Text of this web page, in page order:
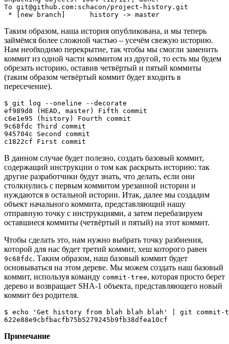
To git@github.com:schacon/project-history.git
*
new branch history -> master
Таким образом, наша история опубликована, и мы теперь
займёмся более сложной частью – усечём свежую историю.
Нам необходимо перекрытие, так чтобы мы смогли заменить
коммит из одной части коммитом из другой, то есть мы будем
обрезать историю, оставив четвёртый и пятый коммиты
(таким образом четвёртый коммит будет входить в
пересечение).
$ git log --oneline --decorate
ef989d8
( HEAD, master)
Fifth commit
c6e1e95
( history)
Fourth commit
9c68fdc Third commit
945704c Second commit
c1822cf First commit
В данном случае будет полезно, создать базовый коммит,
содержащий инструкции о том как раскрыть историю: так
другие разработчики будут знать, что делать, если они
столкнулись с первым коммитом урезанной истории и
нуждаются в остальной истории. Итак, далее мы создадим
объект начального коммита, представляющий нашу
отправную точку с инструкциями, а затем перебазируем
оставшиеся коммиты (четвёртый и пятый) на этот коммит.
Чтобы сделать это, нам нужно выбрать точку разбиения,
которой для нас будет третий коммит, хеш которого равен
9c68fdc. Таким образом, наш базовый коммит будет
основываться на этом дереве. Мы можем создать наш базовый
коммит, используя команду commit-tree, которая просто берет
дерево и возвращает SHA-1 объекта, представляющего новый
коммит без родителя.
$ echo 'Get history from blah blah blah' git commit-
622e88e9cbfbacfb75b5279245b9fb38dfea10cf
Примечание